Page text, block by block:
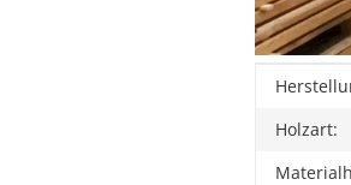
Wert
Holzart: